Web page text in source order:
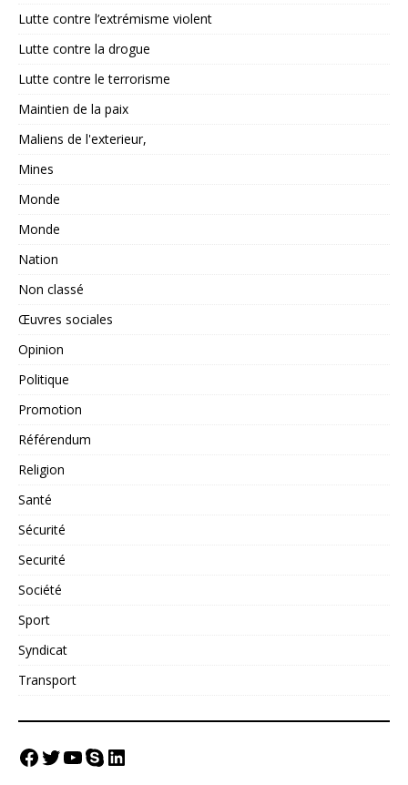
Lutte contre l’extrémisme violent
Lutte contre la drogue
Lutte contre le terrorisme
Maintien de la paix
Maliens de l'exterieur,
Mines
Monde
Monde
Nation
Non classé
Œuvres sociales
Opinion
Politique
Promotion
Référendum
Religion
Santé
Sécurité
Securité
Société
Sport
Syndicat
Transport